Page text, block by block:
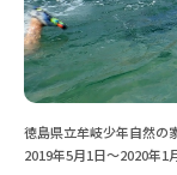
徳島県立牟岐少年自然の
2019年5月1日～2020年1